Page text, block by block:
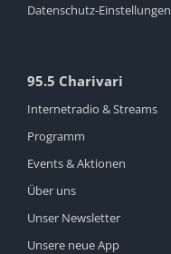
Datenschutz-Einstellungen
95.5 Charivari
Internetradio & Streams
Programm
Events & Aktionen
Über uns
Unser Newsletter
Unsere neue App